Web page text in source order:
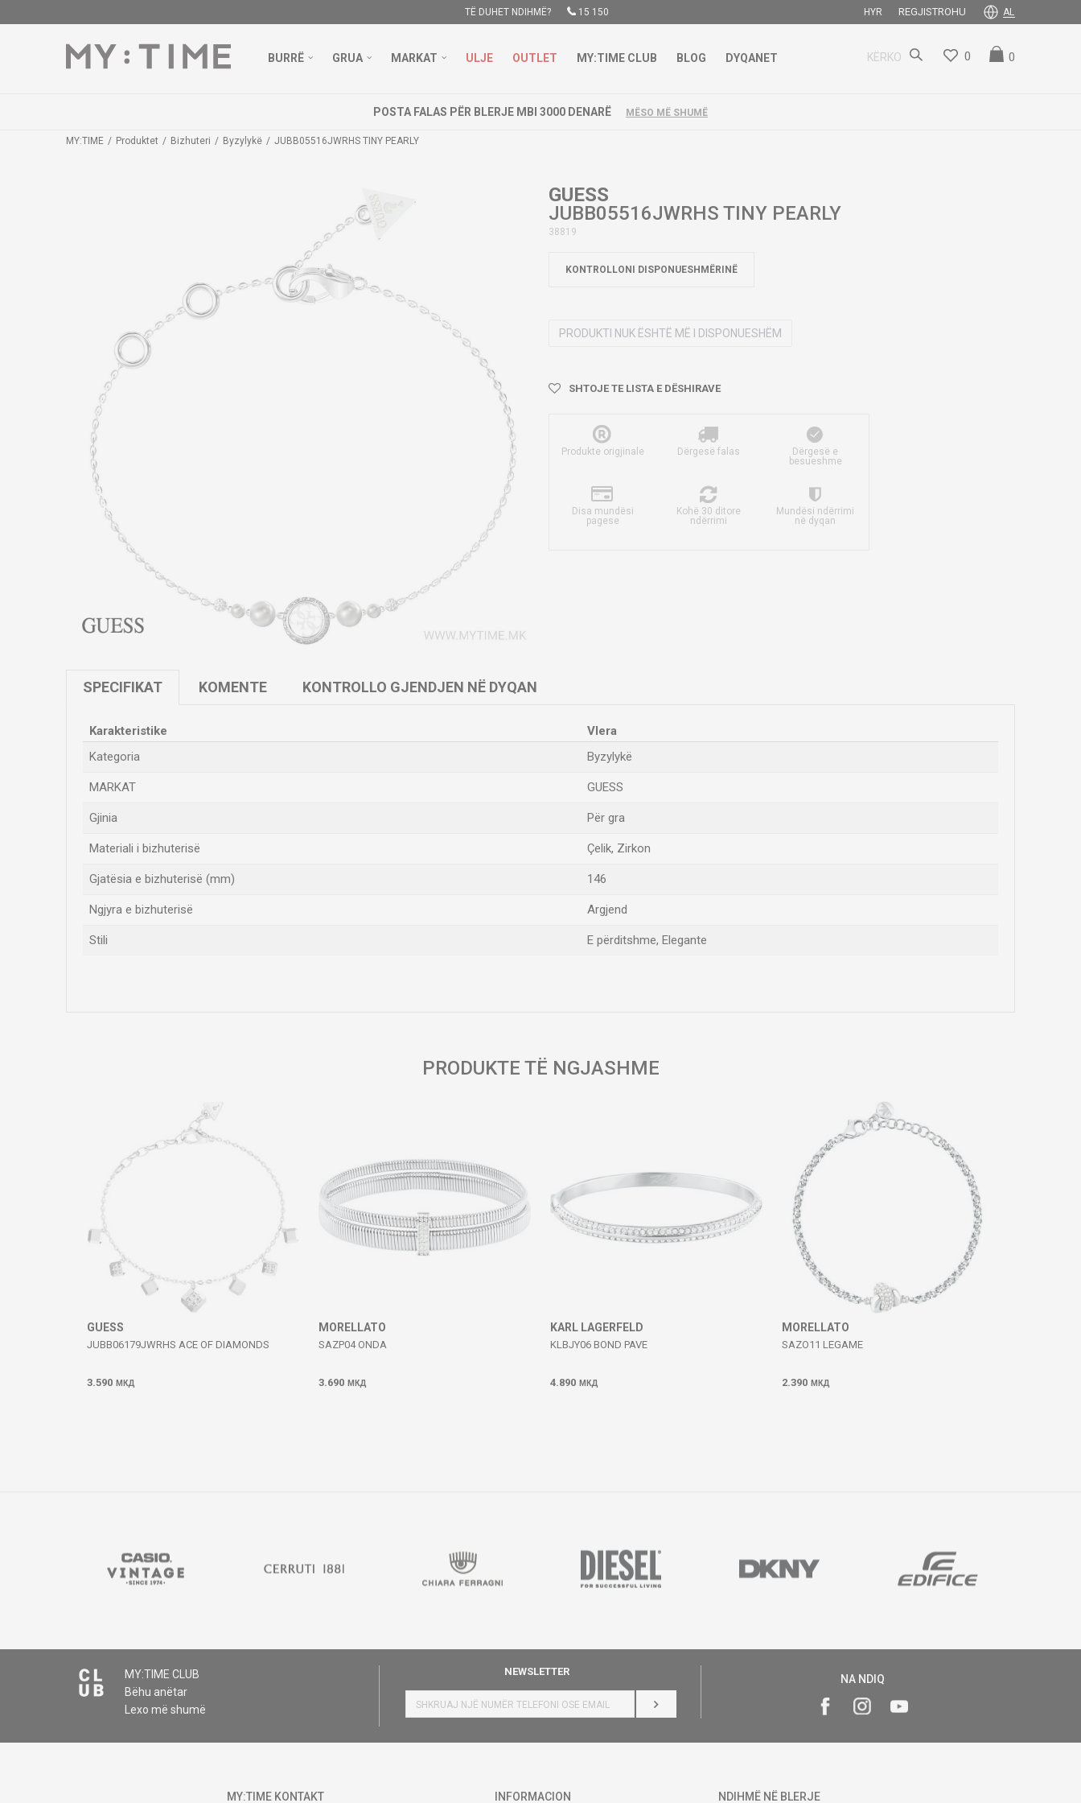
TË DUHET NDIHMË? 15 150 HYR REGJISTROHU AL
BURRË GRUA MARKAT ULJE OUTLET MY:TIME CLUB BLOG DYQANET KËRKO 0
0
POSTA FALAS PËR BLERJE MBI 3000 DENARË MËSO MË SHUMË
MY:TIME Produktet Bizhuteri Byzylykë JUBB05516JWRHS TINY PEARLY
GUESS
JUBB05516JWRHS TINY PEARLY
38819
KONTROLLONI DISPONUESHMËRINË
PRODUKTI NUK ËSHTË MË I DISPONUESHËM
SHTOJE TE LISTA E DËSHIRAVE
Produkte origjinale Dërgesë falas
Dërgesë e
besueshme
Disa mundësi
pagese
Kohë 30 ditore
ndërrimi
Mundësi ndërrimi
në dyqan
SPECIFIKAT KOMENTE KONTROLLO GJENDJEN NË DYQAN
Karakteristike
Vlera
Kategoria
Byzylykë
MARKAT GUESS
Gjinia Për gra
Materiali i bizhuterisë Çelik, Zirkon
Gjatësia e bizhuterisë (mm) 146
Ngjyra e bizhuterisë Argjend
Stili E përditshme, Elegante
DËRGO
PRODUKTE TË NGJASHME
GUESS
JUBB06179JWRHS ACE OF DIAMONDS
3.590 МКД
MORELLATO
SAZP04 ONDA
3.690 МКД
KARL LAGERFELD
KLBJY06 BOND PAVE
4.890 МКД
MORELLATO
SAZO11 LEGAME
2.390 МКД
MY:TIME CLUB
Bëhu anëtar
Lexo më shumë
NEWSLETTER
HYR
NA NDIQ
MY:TIME KONTAKT
INFORMACION
NDIHMË NË BLERJE